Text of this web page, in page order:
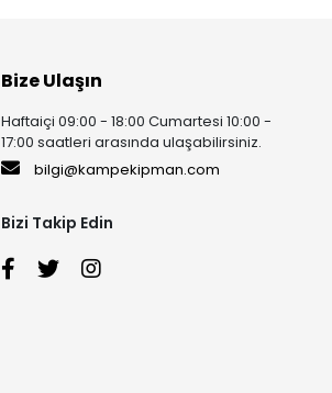
Bize Ulaşın
Haftaiçi 09:00 - 18:00 Cumartesi 10:00 -
17:00 saatleri arasında ulaşabilirsiniz.
bilgi@kampekipman.com
Bizi Takip Edin